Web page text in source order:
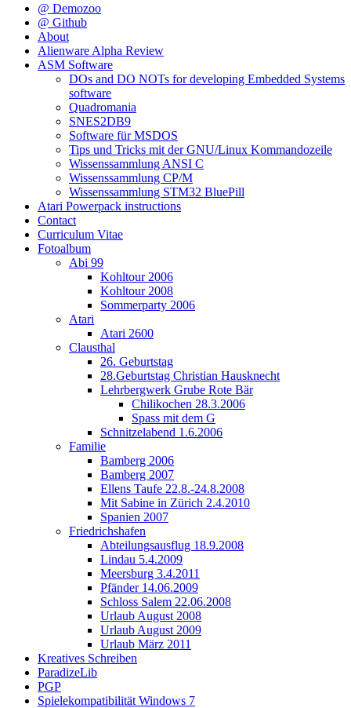
@ Demozoo
@ Github
About
Alienware Alpha Review
ASM Software
DOs and DO NOTs for developing Embedded Systems
software
Quadromania
SNES2DB9
Software für MSDOS
Tips und Tricks mit der GNU/Linux Kommandozeile
Wissenssammlung ANSI C
Wissenssammlung CP/M
Wissenssammlung STM32 BluePill
Atari Powerpack instructions
Contact
Curriculum Vitae
Fotoalbum
Abi 99
Kohltour 2006
Kohltour 2008
Sommerparty 2006
Atari
Atari 2600
Clausthal
26. Geburtstag
28.Geburtstag Christian Hausknecht
Lehrbergwerk Grube Rote Bär
Chilikochen 28.3.2006
Spass mit dem G
Schnitzelabend 1.6.2006
Familie
Bamberg 2006
Bamberg 2007
Ellens Taufe 22.8.-24.8.2008
Mit Sabine in Zürich 2.4.2010
Spanien 2007
Friedrichshafen
Abteilungsausflug 18.9.2008
Lindau 5.4.2009
Meersburg 3.4.2011
Pfänder 14.06.2009
Schloss Salem 22.06.2008
Urlaub August 2008
Urlaub August 2009
Urlaub März 2011
Kreatives Schreiben
ParadizeLib
PGP
Spielekompatibilität Windows 7